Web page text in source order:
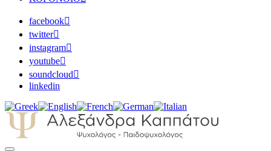
facebook
twitter
instagram
youtube
soundcloud
linkedin